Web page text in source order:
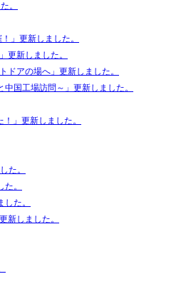
。
」更新しました。
更新しました。
ドアの場へ」更新しました。
国工場訪問～」更新しました。
」更新しました。
た。
。
た。
新しました。